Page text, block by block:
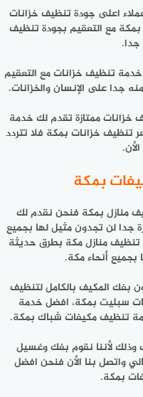
اعلى جودة تنظيف خزانات
مع التعقيم بجودة تنظيف
جدا.
تنظيف خزانات مع التعقيم
جدا على الإنسان والخزانات.
خزانات ممتازة تقدم لك خدمة
تنظيف خزانات بمكة فلا تتردد
بمكة
منازل بمكة فنحن نقدم لك
جدا لن تجدون مثيل لها بجميع
تنظيف منازل مكة بطرق حديثة
بجميع أنحاء مكة.
بفك المكيف بالكامل لتنظيف
سبليت بمكة، افضل خدمة
تنظيف مكيفات شباك بمكة.
وذلك لأننا نقوم بفك وغسيل
واتصل بنا الأن فنحن افضل
بمكة.